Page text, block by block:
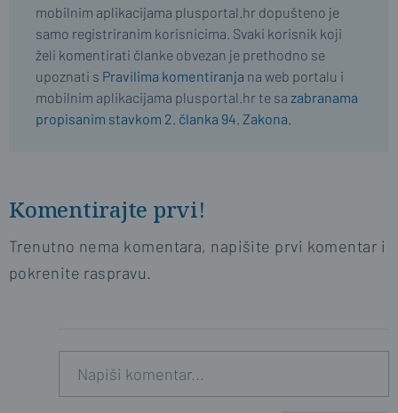
mobilnim aplikacijama plusportal.hr dopušteno je
samo registriranim korisnicima. Svaki korisnik koji
želi komentirati članke obvezan je prethodno se
upoznati s Pravilima komentiranja na web portalu i
mobilnim aplikacijama plusportal.hr te sa zabranama
propisanim stavkom 2. članka 94. Zakona.
Komentirajte prvi!
Trenutno nema komentara, napišite prvi komentar i
pokrenite raspravu.